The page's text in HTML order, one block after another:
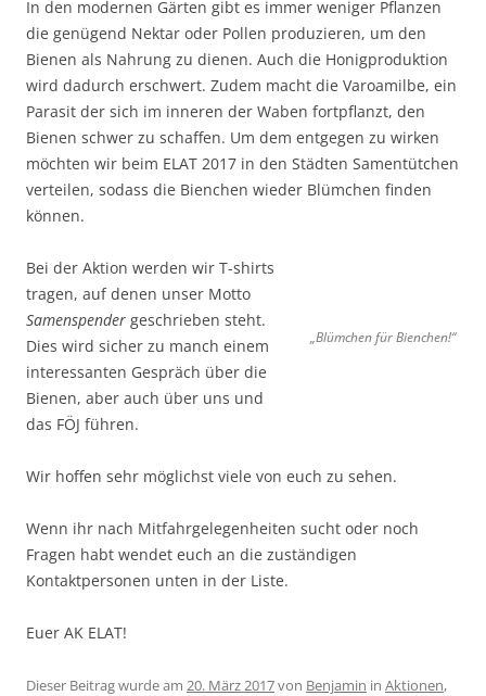
In den modernen Gärten gibt es immer weniger Pflanzen
die genügend Nektar oder Pollen produzieren, um den
Bienen als Nahrung zu dienen. Auch die Honigproduktion
wird dadurch erschwert. Zudem macht die Varoamilbe, ein
Parasit der sich im inneren der Waben fortpflanzt, den
Bienen schwer zu schaffen. Um dem entgegen zu wirken
möchten wir beim ELAT 2017 in den Städten Samentütchen
verteilen, sodass die Bienchen wieder Blümchen finden
können.
„Blümchen für Bienchen!“
Bei der Aktion werden wir T-shirts
tragen, auf denen unser Motto
Samenspender geschrieben steht.
Dies wird sicher zu manch einem
interessanten Gespräch über die
Bienen, aber auch über uns und
das FÖJ führen.
Wir hoffen sehr möglichst viele von euch zu sehen.
Wenn ihr nach Mitfahrgelegenheiten sucht oder noch
Fragen habt wendet euch an die zuständigen
Kontaktpersonen unten in der Liste.
Euer AK ELAT!
Dieser Beitrag wurde am 20. März 2017von Benjamin in Aktionen,